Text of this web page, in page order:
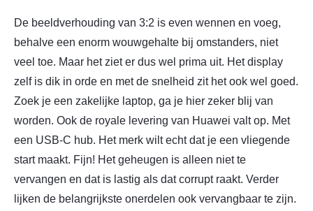
De beeldverhouding van 3:2 is even wennen en voeg,
behalve een enorm wouwgehalte bij omstanders, niet
veel toe. Maar het ziet er dus wel prima uit. Het display
zelf is dik in orde en met de snelheid zit het ook wel goed.
Zoek je een zakelijke laptop, ga je hier zeker blij van
worden. Ook de royale levering van Huawei valt op. Met
een USB-C hub. Het merk wilt echt dat je een vliegende
start maakt. Fijn! Het geheugen is alleen niet te
vervangen en dat is lastig als dat corrupt raakt. Verder
lijken de belangrijkste onerdelen ook vervangbaar te zijn.